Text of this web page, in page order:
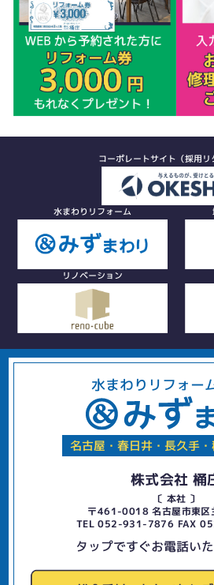
コーポレートサイト（採用リ
水まわりリフォーム
リノベーション
水まわりリフォー
名古屋・春日井・長久手
株式会社 桶
〔 本社 〕
〒461-0018 名古屋市東
TEL 052-931-7876 FAX
タップですぐお電話い